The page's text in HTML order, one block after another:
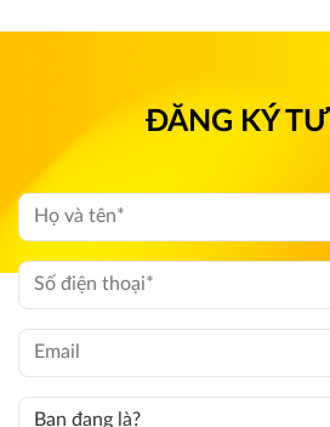
ĐĂNG KÝ TƯ